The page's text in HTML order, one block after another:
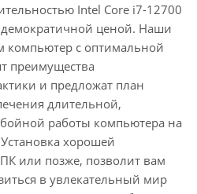
Intel Core i7-12700
демократичной ценой. Наши
компьютер с оптимальной
преимущества
и предложат план
длительной,
работы компьютера на
хорошей
или позже, позволит вам
в увлекательный мир